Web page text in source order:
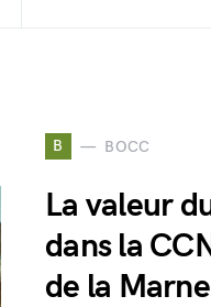
B BOCC
La valeur
dans la
de la Marne